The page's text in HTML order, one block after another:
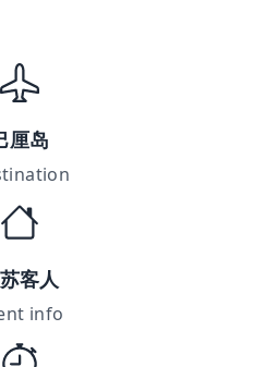
厘岛
客人
info